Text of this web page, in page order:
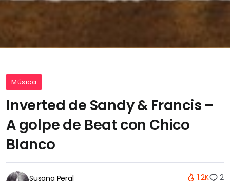
Música
Inverted de Sandy & Francis –
A golpe de Beat con Chico
Blanco
Susana Peral 1.2K 2